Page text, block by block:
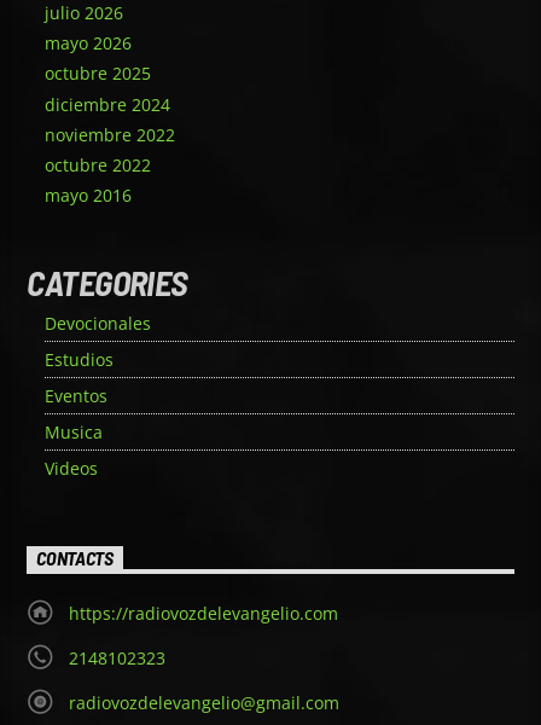
julio 2026
mayo 2026
octubre 2025
diciembre 2024
noviembre 2022
octubre 2022
mayo 2016
CATEGORIES
Devocionales
Estudios
Eventos
Musica
Videos
CONTACTS
https://radiovozdelevangelio.com
2148102323
radiovozdelevangelio@gmail.com